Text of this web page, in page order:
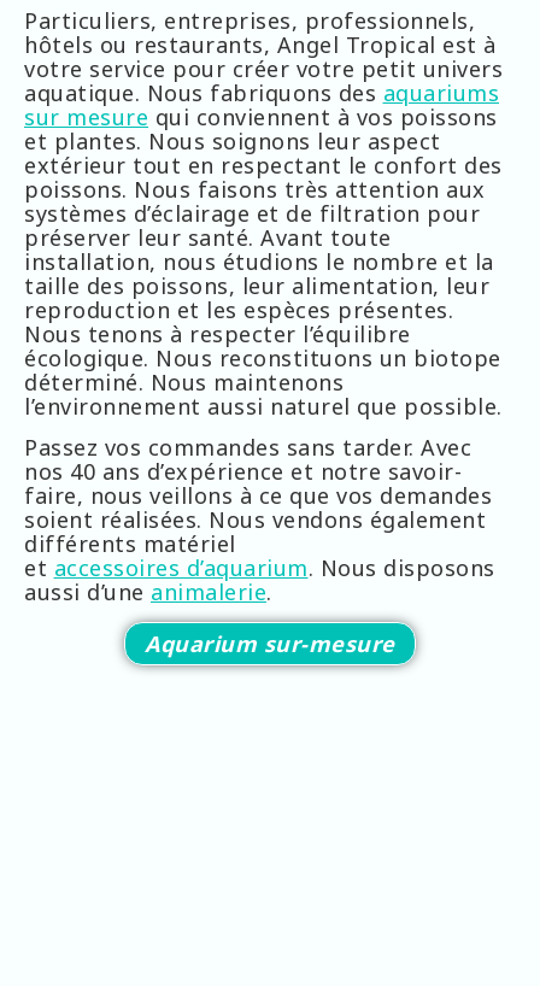
Particuliers, entreprises, professionnels,
hôtels ou restaurants, Angel Tropical est à
votre service pour créer votre petit univers
aquatique. Nous fabriquons des aquariums
sur mesure qui conviennent à vos poissons
et plantes. Nous soignons leur aspect
extérieur tout en respectant le confort des
poissons. Nous faisons très attention aux
systèmes d’éclairage et de filtration pour
préserver leur santé. Avant toute
installation, nous étudions le nombre et la
taille des poissons, leur alimentation, leur
reproduction et les espèces présentes.
Nous tenons à respecter l’équilibre
écologique. Nous reconstituons un biotope
déterminé. Nous maintenons
l’environnement aussi naturel que possible.
Passez vos commandes sans tarder. Avec
nos 40 ans d’expérience et notre savoir-
faire, nous veillons à ce que vos demandes
soient réalisées. Nous vendons également
différents matériel
et accessoires d’aquarium. Nous disposons
aussi d’une animalerie.
Aquarium sur-mesure